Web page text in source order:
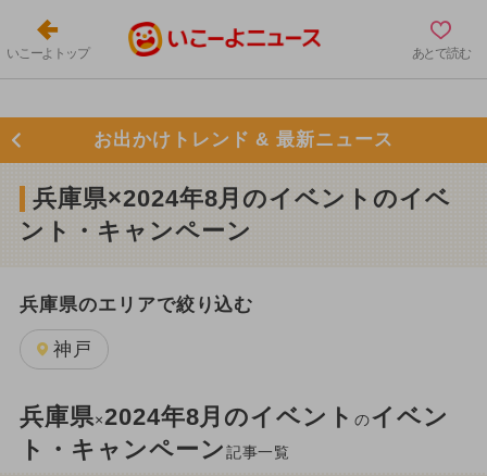
いこーよトップ あとで読む
お出かけトレンド & 最新ニュース
兵庫県×2024年8月のイベントのイベ
ント・キャンペーン
兵庫県のエリアで絞り込む
神戸
兵庫県×2024年8月のイベントのイベン
ト・キャンペーン記事一覧